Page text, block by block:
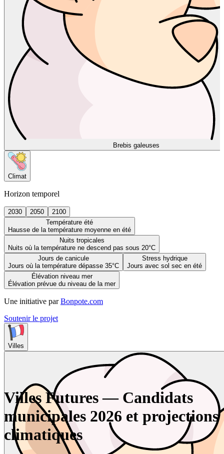
Brebis galeuses
Climat
Horizon temporel
2030 2050
2100
Température été
Hausse de la température moyenne en été
Nuits tropicales
Nuits où la température ne descend pas sous 20°C
Jours de canicule
Jours où la température dépasse 35°C
Stress hydrique
Jours avec sol sec en été
Élévation niveau mer
Élévation prévue du niveau de la mer
Une initiative par Bonpote.com
Soutenir le projet
Villes
Villes Futures — Candidats
municipales 2026 et projections
climatiques